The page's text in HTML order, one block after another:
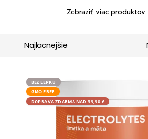
Zobraziť viac produktov
Najlacnejšie
BEZ LEPKU
GMO FREE
DOPRAVA ZDARMA NAD 39,90 €